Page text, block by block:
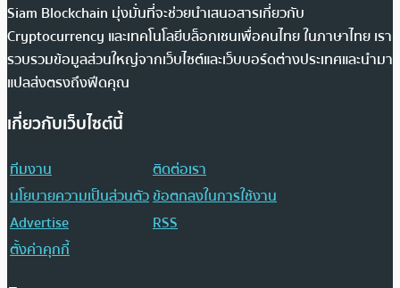
Siam Blockchain มุ่งมั่นที่จะช่วยนำเสนอสารเกี่ยวกับ
Cryptocurrency และเทคโนโลยีบล็อกเชนเพื่อคนไทย ในภาษาไทย เรา
รวบรวมข้อมูลส่วนใหญ่จากเว็บไซต์และเว็บบอร์ดต่างประเทศและนำมา
แปลส่งตรงถึงฟีดคุณ
เกี่ยวกับเว็บไซต์นี้
ทีมงาน
ติดต่อเรา
นโยบายความเป็นส่วนตัวข้อตกลงในการใช้งาน
Advertise
RSS
ตั้งค่าคุกกี้